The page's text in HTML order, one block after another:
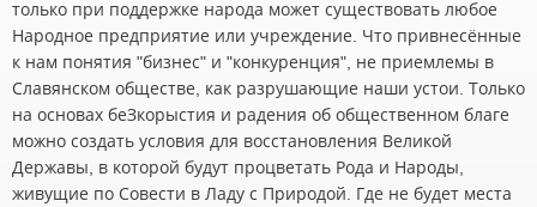
только при поддержке народа может существовать любое
Народное предприятие или учреждение. Что привнесённые
к нам понятия "бизнес" и "конкуренция", не приемлемы в
Славянском обществе, как разрушающие наши устои. Только
на основах беЗкорыстия и радения об общественном благе
можно создать условия для восстановления Великой
Державы, в которой будут процветать Рода и Народы,
живущие по Совести в Ладу с Природой. Где не будет места